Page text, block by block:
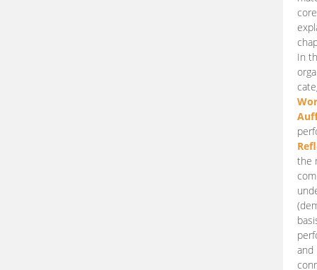
In
the
and